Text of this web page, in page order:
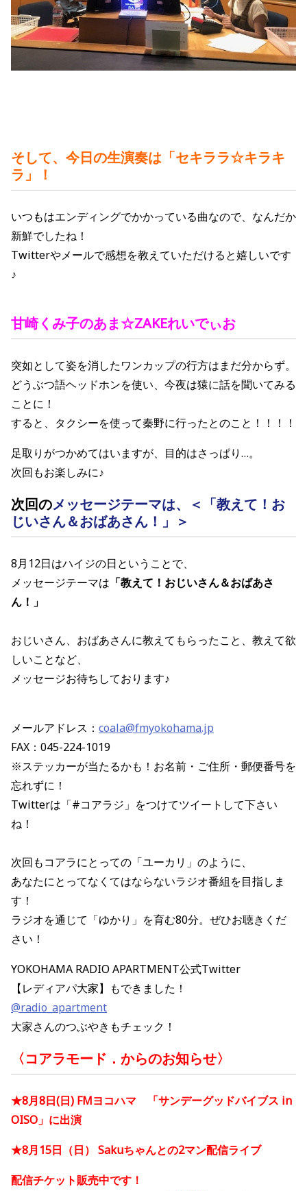
そして、今日の生演奏は「セキララ☆キラキ
ラ」！
いつもはエンディングでかかっている曲なので、なんだか
新鮮でしたね！
Twitterやメールで感想を教えていただけると嬉しいです
♪
甘崎くみ子のあま☆ZAKEれいでぃお
突如として姿を消したワンカップの行方はまだ分からず。
どうぶつ語ヘッドホンを使い、今夜は猿に話を聞いてみる
ことに！
すると、タクシーを使って秦野に行ったとのこと！！！！
足取りがつかめてはいますが、目的はさっぱり…。
次回もお楽しみに♪
次回のメッセージテーマは、＜「教えて！お
じいさん＆おばあさん！」＞
8月12日はハイジの日ということで、
メッセージテーマは 「教えて！おじいさん＆おばあさ
ん！」
おじいさん、おばあさんに教えてもらったこと、教えて欲
しいことなど、
メッセージお待ちしております♪
メールアドレス： coala@fmyokohama.jp
FAX：045-224-1019
※ステッカーが当たるかも！お名前・ご住所・郵便番号を
忘れずに！
Twitterは「#コアラジ」をつけてツイートして下さい
ね！
次回もコアラにとっての「ユーカリ」のように、
あなたにとってなくてはならないラジオ番組を目指しま
す！
ラジオを通じて「ゆかり」を育む80分。ぜひお聴きくだ
さい！
YOKOHAMA RADIO APARTMENT公式Twitter
【レディアパ大家】もできました！
@radio_apartment
大家さんのつぶやきもチェック！
〈コアラモード．からのお知らせ〉
★8月8日(日) FMヨコハマ 「サンデーグッドバイブス in
OISO」に出演
★8月15日（日） Sakuちゃんとの2マン配信ライブ
配信チケット販売中です！